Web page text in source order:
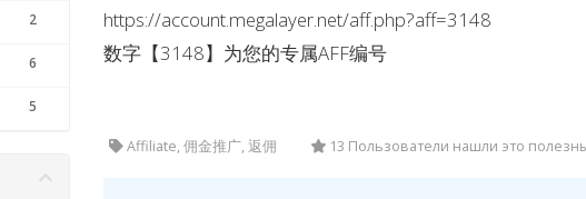
2
6
5
https://account.megalayer.net/aff.php?aff=3148
数字【3148】为您的专属AFF编号
Affiliate, 佣金推广, 返佣 13 Пользователи нашли это